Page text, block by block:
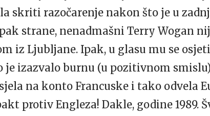
skriti razočarenje nakon što je u
pak strane, nenadmašni Terry Wogan
iz Ljubljane. Ipak, u glasu mu se
je izazvalo burnu (u pozitivnom
na konto Francuske i tako odvela
protiv Engleza! Dakle, godine 1989.